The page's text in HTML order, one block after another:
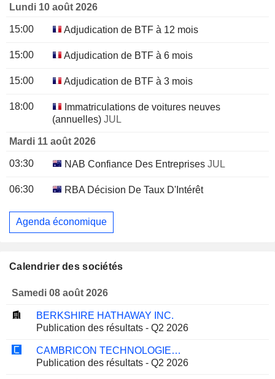
Lundi 10 août 2026
15:00 Adjudication de BTF à 12 mois
15:00 Adjudication de BTF à 6 mois
15:00 Adjudication de BTF à 3 mois
18:00
Immatriculations de voitures neuves
(annuelles) JUL
Mardi 11 août 2026
03:30 NAB Confiance Des Entreprises JUL
06:30 RBA Décision De Taux D'Intérêt
Agenda économique
Calendrier des sociétés
Samedi 08 août 2026
BERKSHIRE HATHAWAY INC.
Publication des résultats - Q2 2026
CAMBRICON TECHNOLOGIES CORPORATION LIMITED
Publication des résultats - Q2 2026